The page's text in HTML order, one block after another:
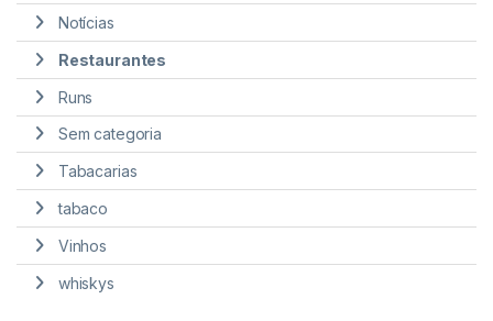
Notícias
Restaurantes
Runs
Sem categoria
Tabacarias
tabaco
Vinhos
whiskys